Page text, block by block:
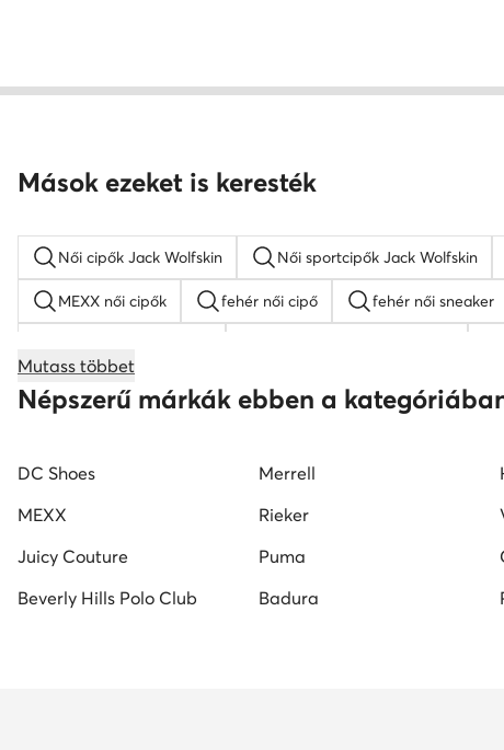
Mások ezeket is keresték
Női cipők Jack Wolfskin Női sportcipők Jack Wolfskin
MEXX női cipők fehér női cipő fehér női sneaker
Nine West női szandál Reebok női cipő fekete
Mutass többet
Népszerű márkák ebben a
DC Shoes Merrell
MEXX
Rieker
Juicy Couture
Puma
Beverly Hills Polo Club
Badura